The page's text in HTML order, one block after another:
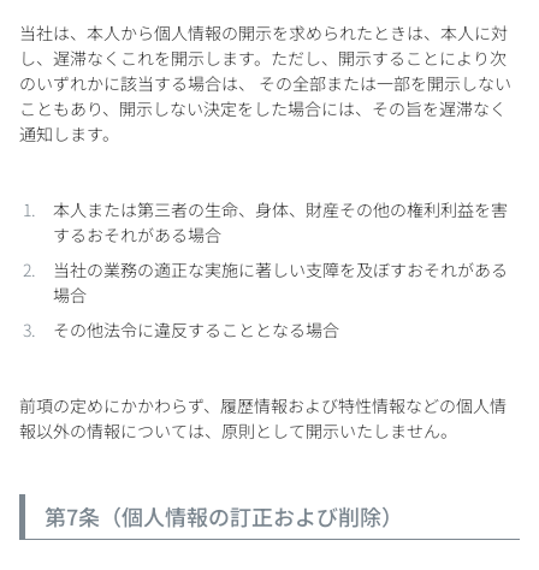
当社は、本人から個人情報の開示を求められたときは、本人に対
し、遅滞なくこれを開示します。ただし、開示することにより次
のいずれかに該当する場合は、 その全部または一部を開示しない
こともあり、開示しない決定をした場合には、その旨を遅滞なく
通知します。
本人または第三者の生命、身体、財産その他の権利利益を害
するおそれがある場合
当社の業務の適正な実施に著しい支障を及ぼすおそれがある
場合
その他法令に違反することとなる場合
前項の定めにかかわらず、履歴情報および特性情報などの個人情
報以外の情報については、原則として開示いたしません。
第7条（個人情報の訂正および削除）